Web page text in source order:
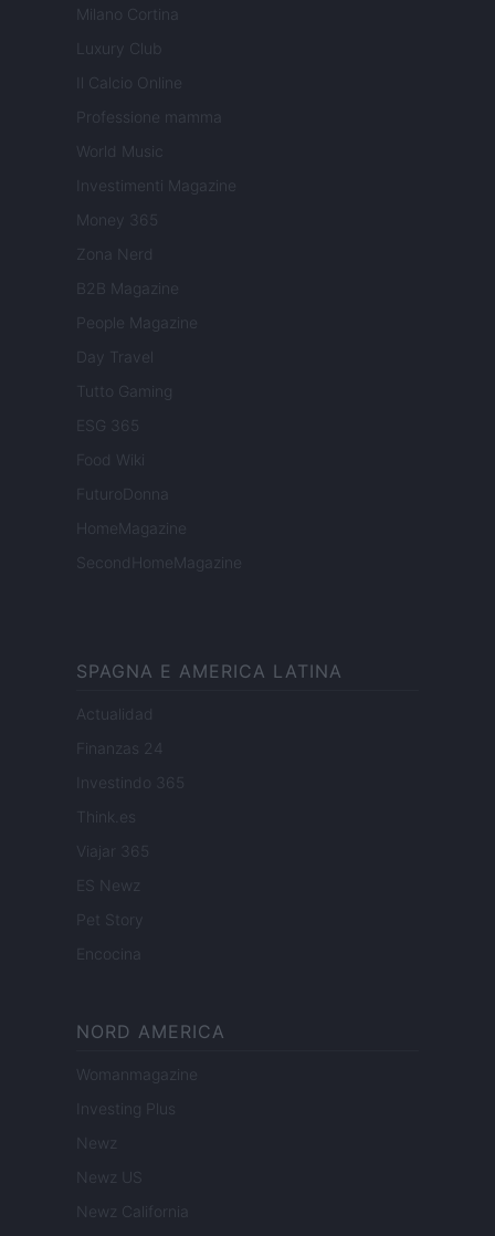
Milano Cortina
Luxury Club
Il Calcio Online
Professione mamma
World Music
Investimenti Magazine
Money 365
Zona Nerd
B2B Magazine
People Magazine
Day Travel
Tutto Gaming
ESG 365
Food Wiki
FuturoDonna
HomeMagazine
SecondHomeMagazine
SPAGNA E AMERICA LATINA
Actualidad
Finanzas 24
Investindo 365
Think.es
Viajar 365
ES Newz
Pet Story
Encocina
NORD AMERICA
Womanmagazine
Investing Plus
Newz
Newz US
Newz California